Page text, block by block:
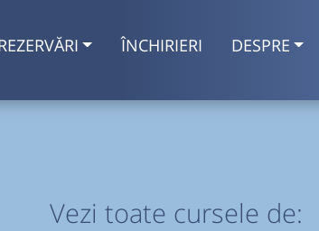
ÎNCHIRIERI DESPRE
Vezi toate cursele de: